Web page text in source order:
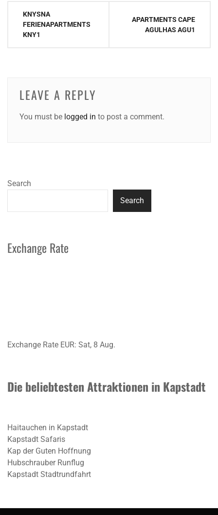
Post
navigation
KNYSNA
FERIENAPARTMENTS
KNY1
APARTMENTS CAPE
AGULHAS AGU1
LEAVE A REPLY
You must be logged in to post a comment.
Search
Search
Exchange Rate
Exchange Rate EUR: Sat, 8 Aug.
Die beliebtesten Attraktionen in Kapstadt
Haitauchen in Kapstadt
Kapstadt Safaris
Kap der Guten Hoffnung
Hubschrauber Runflug
Kapstadt Stadtrundfahrt